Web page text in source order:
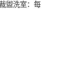
盥洗室：每